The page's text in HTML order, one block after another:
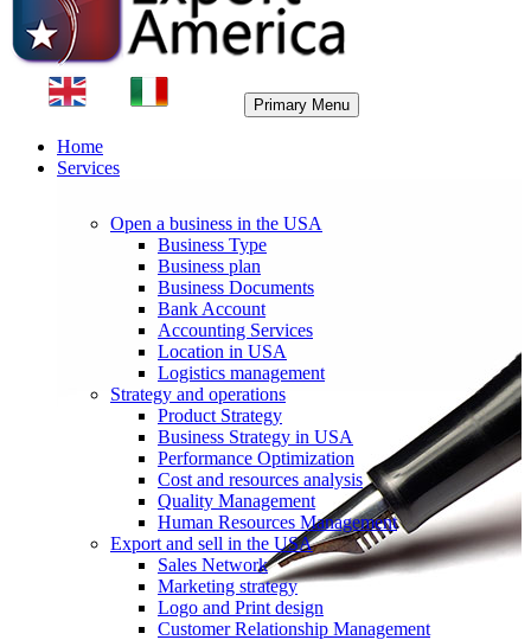
Primary Menu
Home
Services
Open a business in the USA
Business Type
Business plan
Business Documents
Bank Account
Accounting Services
Location in USA
Logistics management
Strategy and operations
Product Strategy
Business Strategy in USA
Performance Optimization
Cost and resources analysis
Quality Management
Human Resources Management
Export and sell in the USA
Sales Network
Marketing strategy
Logo and Print design
Customer Relationship Management